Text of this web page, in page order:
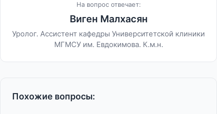
На вопрос отвечает:
Виген Малхасян
Уролог. Ассистент кафедры Университетской клиники
МГМСУ им. Евдокимова. К.м.н.
Похожие вопросы: